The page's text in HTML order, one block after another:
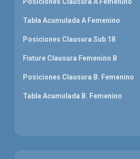
Tabla Acumulada A Femenino
Posiciones Clausura Sub 18
Fixture Clausura Femenino B
Posiciones Clausura B. Femenino
Tabla Acumulada B. Femenino